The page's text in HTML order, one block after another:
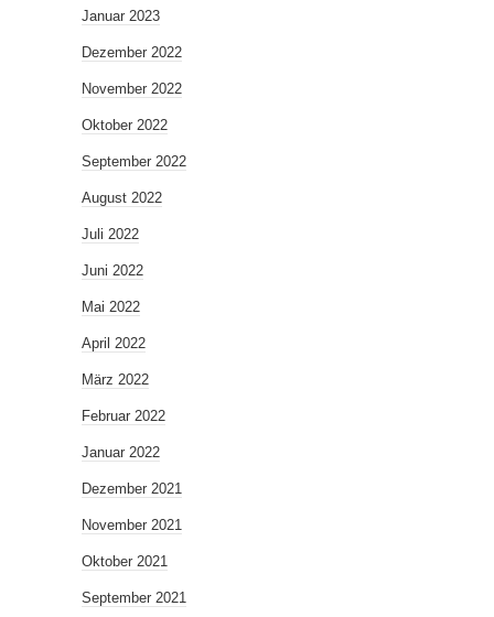
Januar 2023
Dezember 2022
November 2022
Oktober 2022
September 2022
August 2022
Juli 2022
Juni 2022
Mai 2022
April 2022
März 2022
Februar 2022
Januar 2022
Dezember 2021
November 2021
Oktober 2021
September 2021